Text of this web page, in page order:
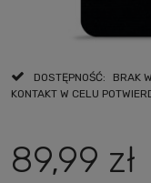
DOSTĘPNOŚĆ:
BRAK
KONTAKT W CELU
89,99 zł